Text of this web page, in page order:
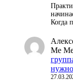
Когда
Me